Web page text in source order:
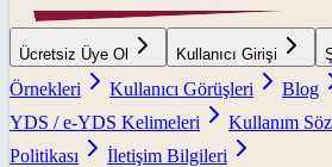
Ücretsiz Üye Ol Kullanıcı Girişi
Örnekleri
Kullanıcı Görüşleri Blog
YDS / e-YDS Kelimeleri
Kullanım
Politikası
İletişim Bilgileri